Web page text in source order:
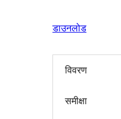
डाउनलोड
विवरण
समीक्षा